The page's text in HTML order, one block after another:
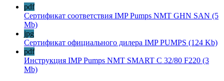
pdf
Сертификат соответствия IMP Pumps NMT GHN SAN (5
Mb)
jpg
Сертификат официального дилера IMP PUMPS (124 Kb)
pdf
Инструкция IMP Pumps NMT SMART C 32/80 F220 (3
Mb)